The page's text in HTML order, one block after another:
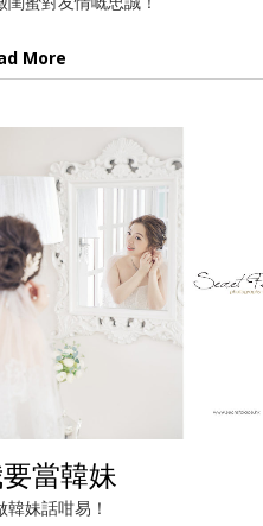
More
當韓妹
韓妹話咁易！